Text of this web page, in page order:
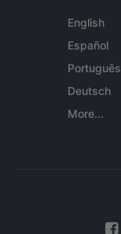
English
Español
Português
Deutsch
More...